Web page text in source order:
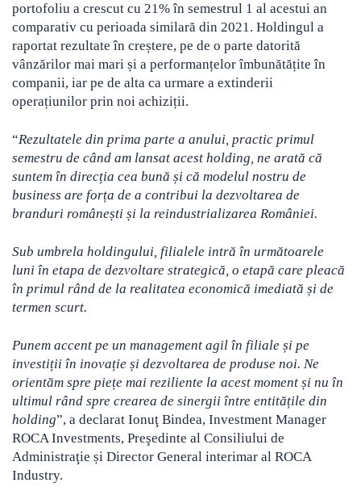
portofoliu a crescut cu 21% în semestrul 1 al acestui an
comparativ cu perioada similară din 2021. Holdingul a
raportat rezultate în creștere, pe de o parte datorită
vânzărilor mai mari și a performanțelor îmbunătățite în
companii, iar pe de alta ca urmare a extinderii
operațiunilor prin noi achiziții.
“Rezultatele din prima parte a anului, practic primul
semestru de când am lansat acest holding, ne arată că
suntem în direcția cea bună și că modelul nostru de
business are forța de a contribui la dezvoltarea de
branduri românești și la reindustrializarea României.
Sub umbrela holdingului, filialele intră în următoarele
luni în etapa de dezvoltare strategică, o etapă care pleacă
în primul rând de la realitatea economică imediată și de
termen scurt.
Punem accent pe un management agil în filiale și pe
investiții în inovație și dezvoltarea de produse noi. Ne
orientăm spre piețe mai reziliente la acest moment și nu în
ultimul rând spre crearea de sinergii între entitățile din
holding”, a declarat Ionuţ Bindea, Investment Manager
ROCA Investments, Preşedinte al Consiliului de
Administraţie și Director General interimar al ROCA
Industry.